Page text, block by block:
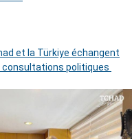
et la Türkiye échangent
consultations politiques